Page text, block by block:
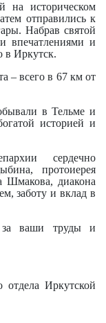
на историческом
отправились к
Набрав святой
впечатлениями и
в Иркутск.
– всего в 67 км от
в Тельме и
историей и
сердечно
протоиерея
Шмакова, диакона
заботу и вклад в
за ваши труды и
Иркутской